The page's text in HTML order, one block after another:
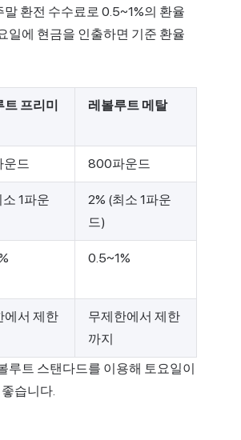
환전 수수료로 0.5~1%의 환율
일에 현금을 인출하면 기준 환율
트 프리미
레볼루트 메탈
드 800파운드
1파운
2% (최소 1파운
드)
0.5~1%
에서 제한
무제한에서 제한
까지
루트 스탠다드를 이용해 토요일이
습니다.